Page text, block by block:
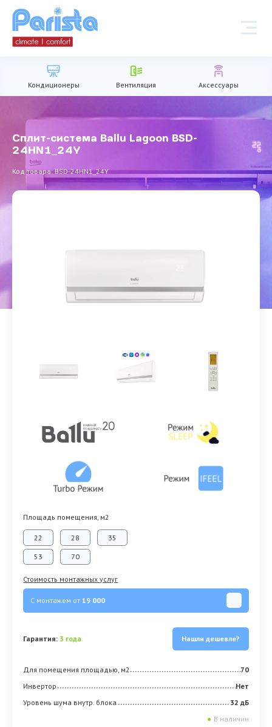
Кондиционеры Вентиляция Аксессуары
Сплит-система Ballu Lagoon BSD-
24HN1_24Y
Код товара: BSD-24HN1_24Y
Площадь помещения, м2
22 28 35
53 70
Стоимость монтажных услуг
С монтажем от19 000
Гарантия: 3 года Нашли дешевле?
Для помещения площадью, м2
70
Инвертор
Нет
Уровень шума внутр. блока
32 дБ
● В наличии